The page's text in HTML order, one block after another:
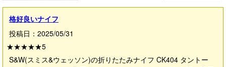
格好良いナイフ
投稿日：2025/05/31
★★★★★5
S&W(スミス&ウェッソン)の折りたたみナイフ CK404 タントー